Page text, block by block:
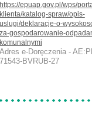
https://epuap.gov.pl/wps/
klienta/katalog-spraw/opis-
uslugi/deklaracje-o-
za-gospodarowanie-
komunalnymi
Adres e-Doręczenia -
71543-BVRUB-27